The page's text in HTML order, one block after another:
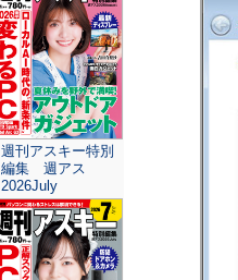
週刊アスキー特別
編集 週アス
2026July